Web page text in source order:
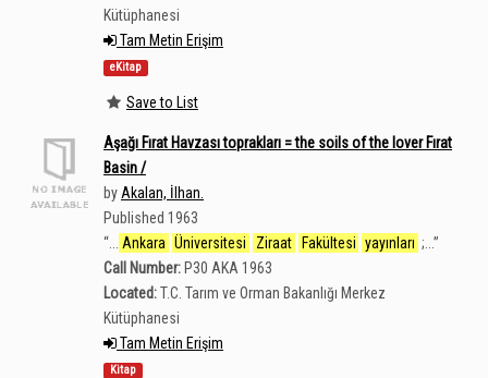
Kütüphanesi
Tam Metin Erişim
eKitap
Save to List
Aşağı Fırat Havzası toprakları = the soils of the lover Fırat
Basin /
by Akalan, İlhan.
Published 1963
“
Ankara Üniversitesi Ziraat Fakültesi yayınları ;... ”
Call Number: P30 AKA 1963
Located:T.C. Tarım ve Orman Bakanlığı Merkez
Kütüphanesi
Tam Metin Erişim
Kitap